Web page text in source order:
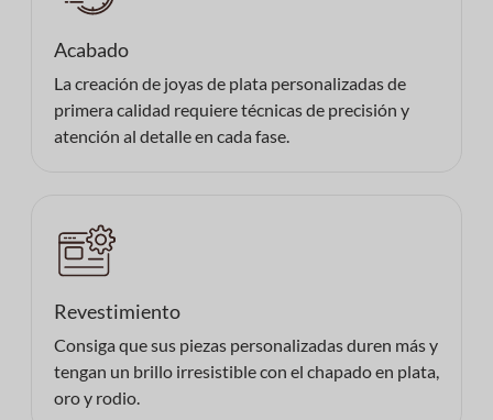
Acabado
La creación de joyas de plata personalizadas de
primera calidad requiere técnicas de precisión y
atención al detalle en cada fase.
Revestimiento
Consiga que sus piezas personalizadas duren más y
tengan un brillo irresistible con el chapado en plata,
oro y rodio.